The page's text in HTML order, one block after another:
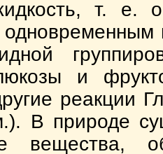
т. е.
одновременным
и
реакции
В природе
вещества,